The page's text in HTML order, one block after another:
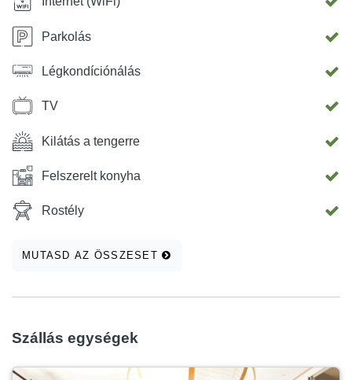
Parkolás
Légkondíciónálás
TV
Kilátás a tengerre
Felszerelt konyha
Rostély
MUTASD AZ ÖSSZESET
Szállás egységek